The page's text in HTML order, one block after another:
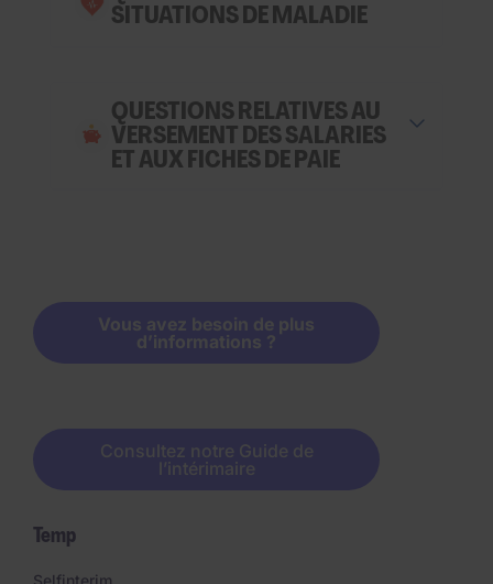
SITUATIONS DE MALADIE
QUESTIONS RELATIVES AU
VERSEMENT DES SALARIES
ET AUX FICHES DE PAIE
Vous avez besoin de plus
d’informations ?
Consultez notre Guide de
l’intérimaire
Temp
Selfinterim